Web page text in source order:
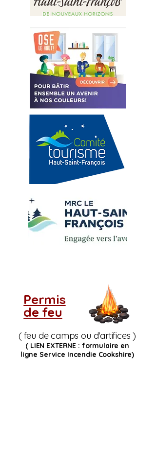
Permis
de feu
( feu de camps ou d'artifices )
( LIEN EXTERNE : formulaire en
ligne Service Incendie Cookshire)